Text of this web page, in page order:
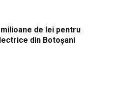
de lei pentru
din Botoșani